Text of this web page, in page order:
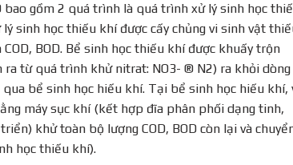
bao gồm 2 quá trình là quá trình xử lý sinh học
sinh học thiếu khí được cấy chủng vi sinh vật
BOD. Bể sinh học thiếu khí được khuấy trộn
từ quá trình khử nitrat: NO3- ® N­2­) ra khỏi dòng
bể sinh học hiếu khí. Tại bể sinh học hiếu khí,
máy sục khí (kết hợp đĩa phân phối dạng tinh,
khử toàn bộ lượng COD, BOD còn lại và
học thiếu khí).